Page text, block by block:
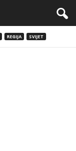
REGIJA SVIJET